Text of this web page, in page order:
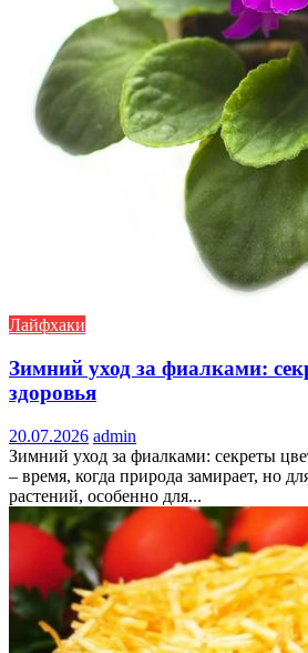
Лайфхаки
Зимний уход за фиалками:
здоровья
20.07.2026 admin
Зимний уход за фиалками: секреты
– время, когда природа замирает, но
растений, особенно для...